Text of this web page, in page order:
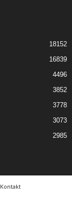
18152
16839
4496
3852
3778
3073
2985
Kontakt